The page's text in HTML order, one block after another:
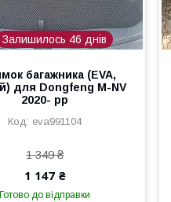
Залишилось 46 днів
багажника (EVA,
для Dongfeng M-NV
2020- рр
eva991104
1 349 ₴
1 147 ₴
Готово до відправки